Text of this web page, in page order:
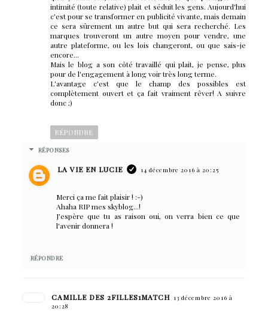
intimité (toute relative) plait et séduit les gens. Aujourd'hui
c'est pour se transformer en publicité vivante, mais demain
ce sera sûrement un autre but qui sera recherché. Les
marques trouveront un autre moyen pour vendre, une
autre plateforme, ou les lois changeront, ou que sais-je
encore...
Mais le blog a son côté travaillé qui plait, je pense, plus
pour de l'engagement à long voir très long terme.
L'avantage c'est que le champ des possibles est
complètement ouvert et ça fait vraiment rêver! A suivre
donc ;)
RÉPONDRE
RÉPONSES
LA VIE EN LUCIE 14 décembre 2016 à 20:25
Merci ça me fait plaisir ! :-)
Ahaha RIP mes skyblog...!
J'espère que tu as raison oui, on verra bien ce que
l'avenir donnera !
RÉPONDRE
CAMILLE DES 2FILLES1MATCH 13 décembre 2016 à
20:28